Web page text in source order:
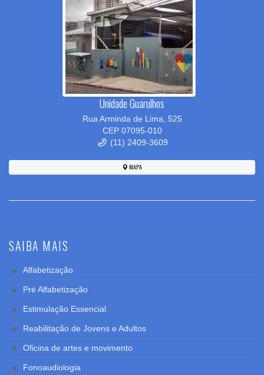
Unidade Guarulhos
Rua Arminda de Lima, 525
CEP 07095-010
(11) 2409-3609
MAPA
SAIBA MAIS
Alfabetização
Pré Alfabetização
Estimulação Essencial
Reabilitação de Jovens e Adultos
Oficina de artes e movimento
Fonoaudiologia